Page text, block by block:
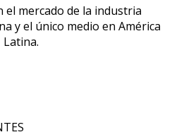
el mercado de la industria
y el único medio en América
Latina.